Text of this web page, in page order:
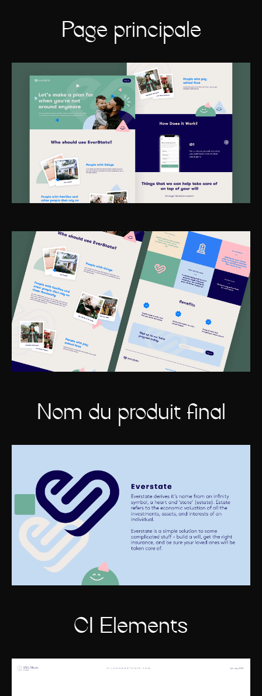
Page principale
Nom du produit final
CI Elements